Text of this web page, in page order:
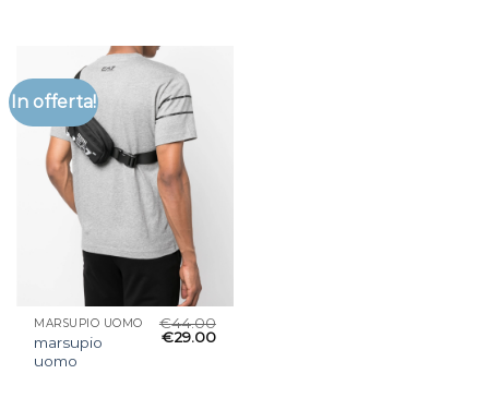
In offerta!
MARSUPIO UOMO
marsupio
uomo
€44.00
€29.00